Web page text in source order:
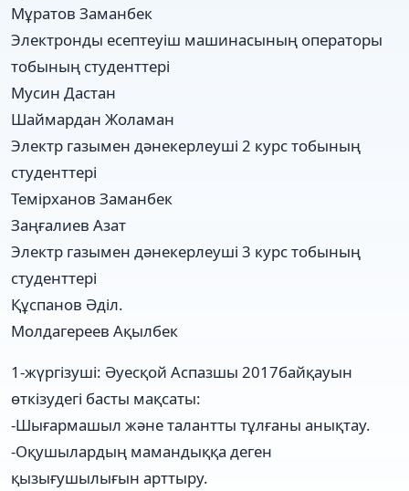
Мұратов Заманбек
Электронды есептеуіш машинасының операторы
тобының студенттері
Мусин Дастан
Шаймардан Жоламан
Электр газымен дәнекерлеуші 2 курс тобының
студенттері
Темірханов Заманбек
Заңғалиев Азат
Электр газымен дәнекерлеуші 3 курс тобының
студенттері
Құспанов Әділ.
Молдагереев Ақылбек
1-жүргізуші: Әуесқой Аспазшы 2017байқауын
өткізудегі басты мақсаты:
-Шығармашыл және талантты тұлғаны анықтау.
-Оқушылардың мамандыққа деген
қызығушылығын арттыру.